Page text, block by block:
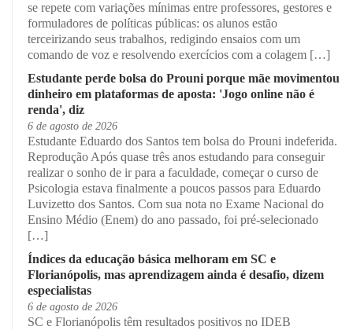
se repete com variações mínimas entre professores, gestores e
formuladores de políticas públicas: os alunos estão
terceirizando seus trabalhos, redigindo ensaios com um
comando de voz e resolvendo exercícios com a colagem […]
Estudante perde bolsa do Prouni porque mãe movimentou
dinheiro em plataformas de aposta: 'Jogo online não é
renda', diz
6 de agosto de 2026
Estudante Eduardo dos Santos tem bolsa do Prouni indeferida.
Reprodução Após quase três anos estudando para conseguir
realizar o sonho de ir para a faculdade, começar o curso de
Psicologia estava finalmente a poucos passos para Eduardo
Luvizetto dos Santos. Com sua nota no Exame Nacional do
Ensino Médio (Enem) do ano passado, foi pré-selecionado
[…]
Índices da educação básica melhoram em SC e
Florianópolis, mas aprendizagem ainda é desafio, dizem
especialistas
6 de agosto de 2026
SC e Florianópolis têm resultados positivos no IDEB